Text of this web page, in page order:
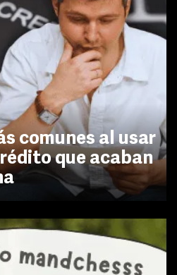
comunes al usar
que acaban